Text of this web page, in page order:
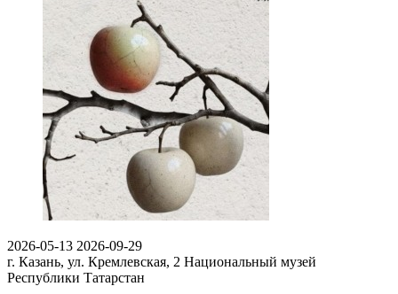
2026-05-13 2026-09-29
г. Казань, ул. Кремлевская, 2 Национальный музей
Республики Татарстан